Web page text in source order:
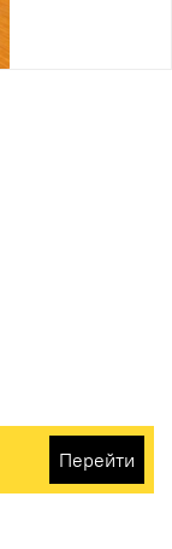
Перейти